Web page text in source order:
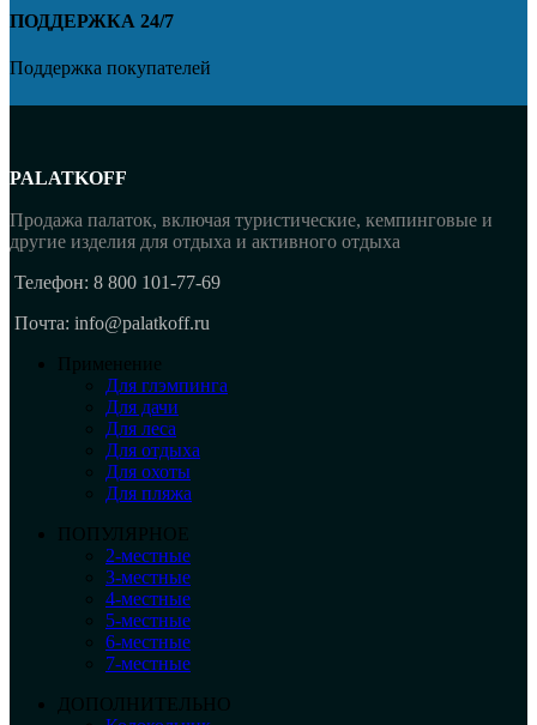
ПОДДЕРЖКА 24/7
Поддержка покупателей
PALATKOFF
Продажа палаток, включая туристические, кемпинговые и
другие изделия для отдыха и активного отдыха
Телефон: 8 800 101-77-69
Почта: info@palatkoff.ru
Применение
Для глэмпинга
Для дачи
Для леса
Для отдыха
Для охоты
Для пляжа
ПОПУЛЯРНОЕ
2-местные
3-местные
4-местные
5-местные
6-местные
7-местные
ДОПОЛНИТЕЛЬНО